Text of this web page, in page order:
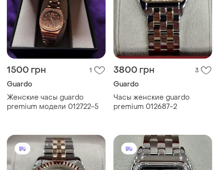
1500 грн 1
Guardo
Женские часы guardo
premium модели 012722-5
3800 грн 3
Guardo
Часы женские guardo
premium 012687-2